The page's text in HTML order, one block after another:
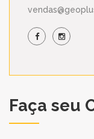
Faça seu